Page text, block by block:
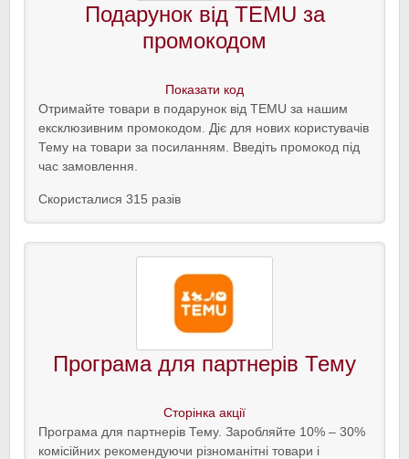
Подарунок від TEMU за
промокодом
Показати код
Отримайте товари в подарунок від TEMU за нашим
ексклюзивним промокодом. Діє для нових користувачів
Тему на товари за посиланням. Введіть промокод під
час замовлення.
Скористалися 315 разів
Програма для партнерів Тему
Сторінка акції
Програма для партнерів Тему. Заробляйте 10‎% – 30‎%
комісійних рекомендуючи різноманітні товари і